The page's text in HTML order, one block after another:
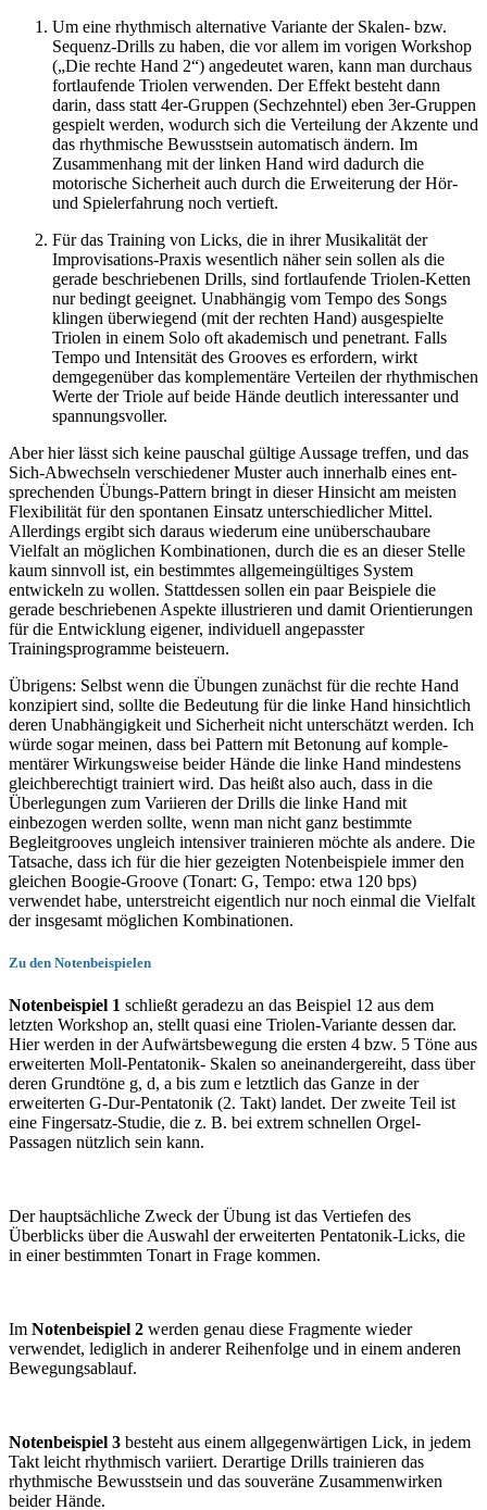
Um eine rhythmisch alternative Variante der Skalen- bzw.
Sequenz-Drills zu haben, die vor allem im vorigen Workshop
(„Die rechte Hand 2“) angedeutet waren, kann man durchaus
fortlaufende Triolen verwenden. Der Effekt be­steht dann
darin, dass statt 4er-Gruppen (Sech­zehntel) eben 3er-Gruppen
gespielt werden, wodurch sich die Verteilung der Akzente und
das rhythmische Bewusstsein automatisch än­dern. Im
Zusammenhang mit der linken Hand wird dadurch die
motorische Sicherheit auch durch die Erweiterung der Hör-
und Spieler­fahrung noch vertieft.
Für das Training von Licks, die in ihrer Mu­sikalität der
Improvisations-Praxis wesentlich näher sein sollen als die
gerade beschriebenen Drills, sind fortlaufende Triolen-Ketten
nur bedingt geeignet. Unabhängig vom Tempo des Songs
klingen überwiegend (mit der rechten Hand) ausgespielte
Triolen in einem Solo oft akademisch und penetrant. Falls
Tempo und Intensität des Grooves es erfordern, wirkt
demgegenüber das komplementäre Verteilen der rhythmischen
Werte der Triole auf beide Hän­de deutlich interessanter und
spannungsvol­ler.
Aber hier lässt sich keine pauschal gültige Aussage treffen, und das
Sich-Abwechseln ver­schiedener Muster auch innerhalb eines ent­
sprechenden Übungs-Pattern bringt in dieser Hinsicht am meisten
Flexibilität für den spon­tanen Einsatz unterschiedlicher Mittel.
Allerdings ergibt sich daraus wiederum eine unüberschaubare
Vielfalt an möglichen Kom­binationen, durch die es an dieser Stelle
kaum sinnvoll ist, ein bestimmtes allgemeingültiges System
entwickeln zu wollen. Stattdessen sol­len ein paar Beispiele die
gerade beschriebenen Aspekte illustrieren und damit Orientierungen
für die Entwicklung eigener, individuell an­gepasster
Trainingsprogramme beisteuern.
Übrigens: Selbst wenn die Übungen zunächst für die rechte Hand
konzipiert sind, sollte die Bedeutung für die linke Hand hinsichtlich
de­ren Unabhängigkeit und Sicherheit nicht un­terschätzt werden. Ich
würde sogar meinen, dass bei Pattern mit Betonung auf komple­
mentärer Wirkungsweise beider Hände die lin­ke Hand mindestens
gleichberechtigt trainiert wird. Das heißt also auch, dass in die
Überle­gungen zum Variieren der Drills die linke Hand mit
einbezogen werden sollte, wenn man nicht ganz bestimmte
Begleitgrooves ungleich inten­siver trainieren möchte als andere. Die
Tatsache, dass ich für die hier gezeigten Notenbeispiele immer den
gleichen Boogie-Groove (Tonart: G, Tempo: etwa 120 bps)
verwendet habe, un­terstreicht eigentlich nur noch einmal die Viel­falt
der insgesamt möglichen Kombinationen.
Zu den Notenbeispielen
Notenbeispiel 1 schließt geradezu an das Bei­spiel 12 aus dem
letzten Workshop an, stellt quasi eine Triolen-Variante dessen dar.
Hier werden in der Aufwärtsbewegung die ersten 4 bzw. 5 Töne aus
erweiterten Moll-Pentatonik- Skalen so aneinandergereiht, dass über
deren Grundtöne g, d, a bis zum e letztlich das Ganze in der
erweiterten G-Dur-Pentatonik (2. Takt) landet. Der zweite Teil ist
eine Fin­gersatz-Studie, die z. B. bei extrem schnellen Orgel-
Passagen nützlich sein kann.
Der haupt­sächliche Zweck der Übung ist das Vertiefen des
Überblicks über die Auswahl der erweiterten Pentatonik-Licks, die
in einer bestimmten Tonart in Frage kommen.
Im Notenbeispiel 2 werden genau diese Fragmente wieder
verwendet, lediglich in anderer Reihenfolge und in einem anderen
Bewegungsablauf.
Notenbeispiel 3 besteht aus einem allgegenwärtigen Lick, in jedem
Takt leicht rhythmisch variiert. Derartige Drills trainieren das
rhythmische Be­wusstsein und das souveräne Zusam­menwirken
beider Hände.